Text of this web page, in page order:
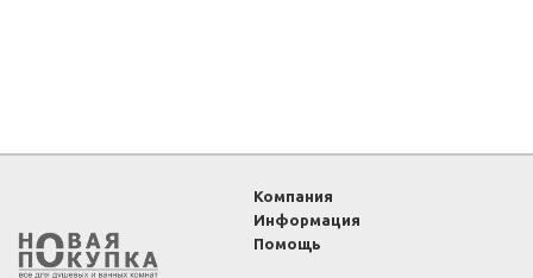
Компания
Информация
Помощь